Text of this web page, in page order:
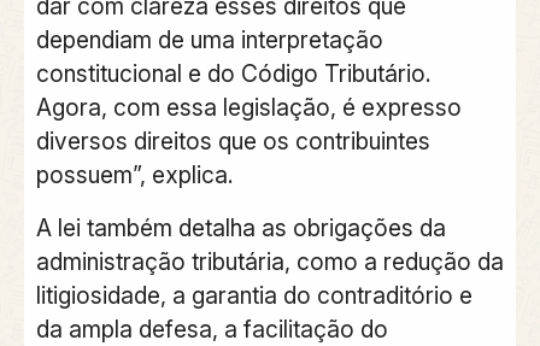
dependiam de uma interpretação
constitucional e do Código Tributário.
Agora, com essa legislação, é expresso
diversos direitos que os contribuintes
possuem”, explica.
A lei também detalha as obrigações da
administração tributária, como a redução da
litigiosidade, a garantia do contraditório e
da ampla defesa, a facilitação do